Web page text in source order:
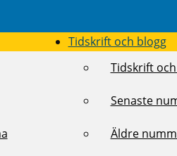
Tidskrift och blogg
Tidskrift
Senaste
Äldre